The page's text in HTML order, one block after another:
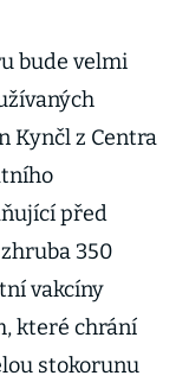
bude velmi
Kynčl z Centra
před
350
vakcíny
které chrání
stokorunu